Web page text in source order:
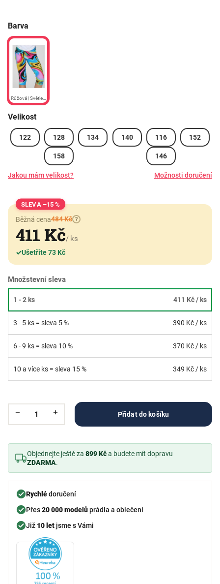
Množstevní sleva
1 - 2 ks 411 Kč/ ks
3 - 5 ks = sleva 5 % 390 Kč / ks
6 - 9 ks = sleva 10 % 370 Kč / ks
10 a více ks = sleva 15 % 349 Kč / ks
Barva
Růžová | Světle modrá
Velikost
122 128 134 140 116 152
158 146
Jakou mám velikost? Možnosti doručení
–15 %
Běžná cena484 Kč ?
411 Kč/ ks
✓Ušetříte 73 Kč
Přidat do košíku
Objednejte ještě za 899 Kča budete mít dopravu
ZDARMA.
Rychlédoručení
Přes20 000 modelůprádla a oblečení
Již 10 let jsme s Vámi